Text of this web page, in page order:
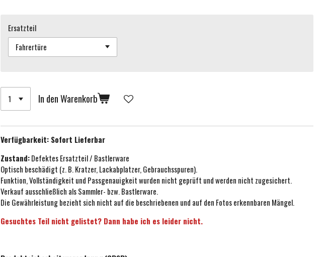
Ersatzteil
In den Warenkorb
Verfügbarkeit: Sofort Lieferbar
Zustand:Defektes Ersatzteil / Bastlerware
Optisch beschädigt (z. B. Kratzer, Lackabplatzer, Gebrauchsspuren).
Funktion, Vollständigkeit und Passgenauigkeit wurden nicht geprüft und werden nicht zugesichert.
Verkauf ausschließlich als Sammler- bzw. Bastlerware.
Die Gewährleistung bezieht sich nicht auf die beschriebenen und auf den Fotos erkennbaren Mängel.
Gesuchtes Teil nicht gelistet? Dann habe ich es leider nicht.